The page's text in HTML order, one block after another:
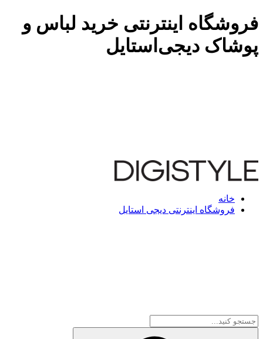
فروشگاه اینترنتی خرید لباس و
پوشاک دیجی‌استایل
خانه
فروشگاه اینترنتی دیجی استایل